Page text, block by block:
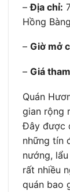
–Địa chỉ:
Hồng
– Giờ mở
– Giá
Quán
gian rộng
Đây được
những tín
nướng,
rất nhiều
quán bao